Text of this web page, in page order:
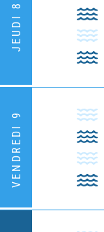
JEUDI 8
VENDREDI 9